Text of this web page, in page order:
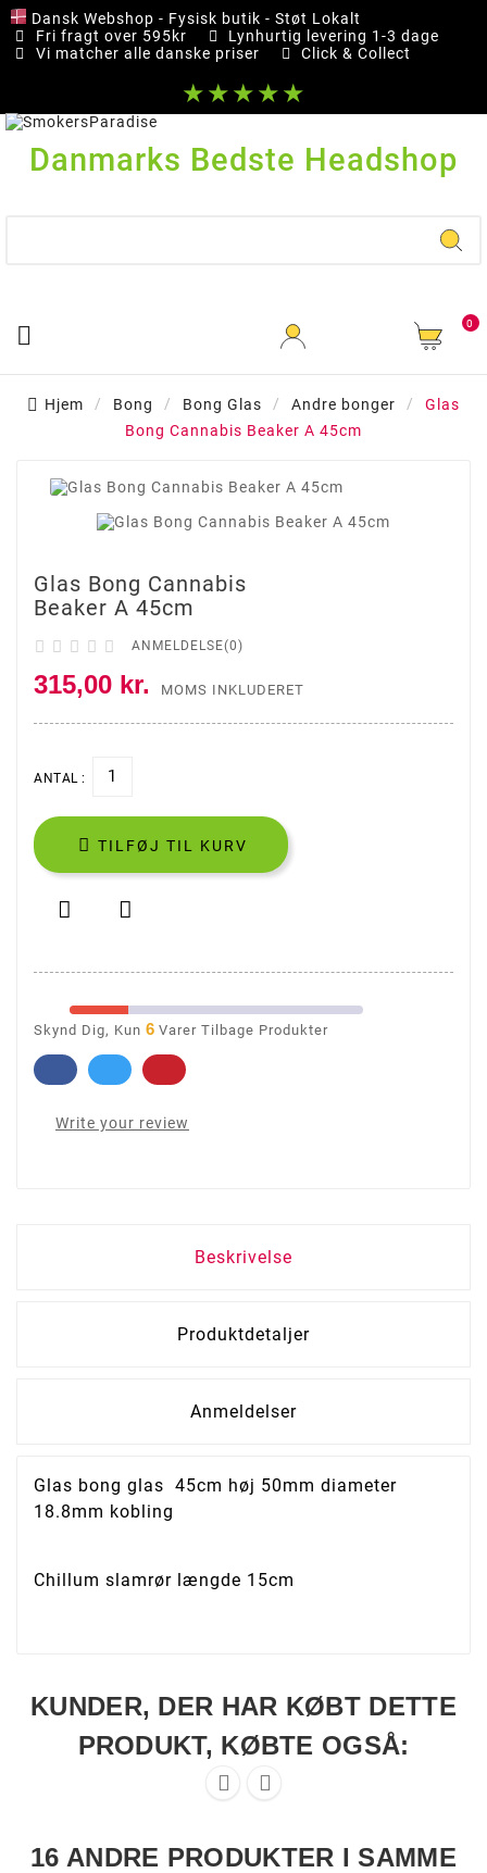
Dansk Webshop - Fysisk butik - Støt Lokalt
Fri fragt over 595kr
Lynhurtig levering 1-3 dage
Vi matcher alle danske priser
Click & Collect
★★★★★
Danmarks Bedste Headshop
 0
Hjem Bong Bong Glas Andre bonger
Glas
Bong Cannabis Beaker A 45cm
Glas Bong Cannabis
Beaker A 45cm
     ANMELDELSE(0)
315,00 kr. MOMS INKLUDERET
ANTAL :
 TILFØJ TIL KURV
 
Skynd Dig, Kun 6 Varer Tilbage Produkter
Write your review
Beskrivelse
Produktdetaljer
Anmeldelser
Glas bong glas 45cm høj 50mm diameter
18.8mm kobling
Chillum slamrør længde 15cm
KUNDER, DER HAR KØBT DETTE
PRODUKT, KØBTE OGSÅ:
 
16 ANDRE PRODUKTER I SAMME